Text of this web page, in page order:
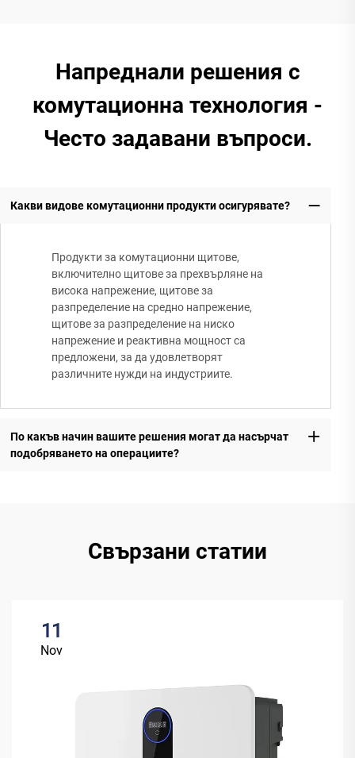
Напреднали решения с
комутационна технология -
Често задавани въпроси.
Какви видове комутационни продукти осигурявате?
Продукти за комутационни щитове,
включително щитове за прехвърляне на
висока напрежение, щитове за
разпределение на средно напрежение,
щитове за разпределение на ниско
напрежение и реактивна мощност са
предложени, за да удовлетворят
различните нужди на индустриите.
По какъв начин вашите решения могат да насърчат
подобряването на операциите?
Свързани статии
11
Nov